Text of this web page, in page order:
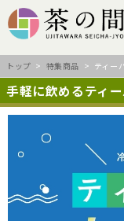
トップ > 特集商品 > ティー
手軽に飲めるティ